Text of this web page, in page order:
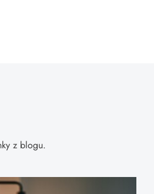
z blogu.